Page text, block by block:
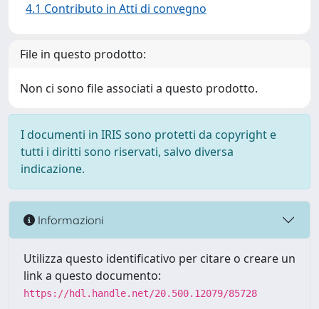
4.1 Contributo in Atti di convegno
File in questo prodotto:
Non ci sono file associati a questo prodotto.
I documenti in IRIS sono protetti da copyright e
tutti i diritti sono riservati, salvo diversa
indicazione.
Informazioni
Utilizza questo identificativo per citare o creare un
link a questo documento:
https://hdl.handle.net/20.500.12079/85728